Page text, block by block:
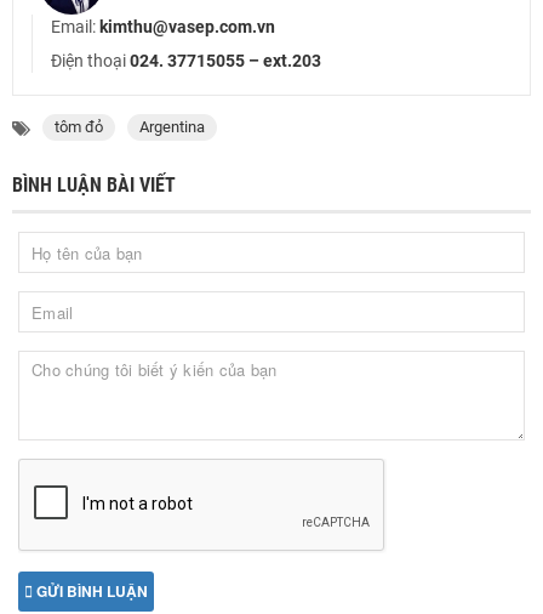
Email: kimthu@vasep.com.vn
Điện thoại024. 37715055 – ext.203
tôm đỏ Argentina
BÌNH LUẬN BÀI VIẾT
GỬI BÌNH LUẬN